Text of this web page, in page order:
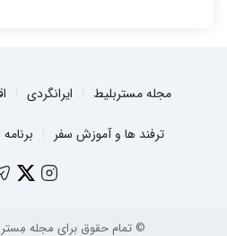
مجله مستربلیط ایرانگردی
ترفند ها و آموزش سفر
© تمام حقوق برای مجله